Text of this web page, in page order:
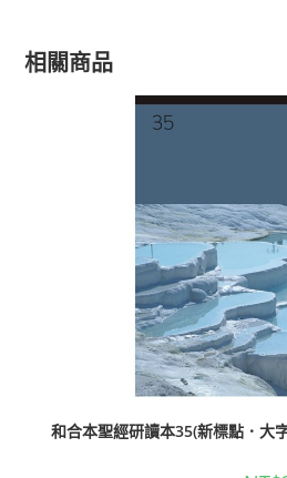
相關商品
和合本聖經研讀本35(新標點．大